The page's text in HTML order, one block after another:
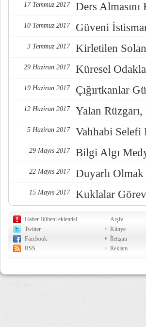
17 Temmuz 2017 Ders Almasını
10 Temmuz 2017 Güveni
3 Temmuz 2017 Kirletilen
29 Haziran 2017 Küresel
19 Haziran 2017 Çığırtkanlar
12 Haziran 2017 Yalan Rüzgarı,
5 Haziran 2017 Vahhabi
29 Mayıs 2017 Bilgi Algı
22 Mayıs 2017 Duyarlı
15 Mayıs 2017 Kuklalar
Haber Bülteni eklentisi
Twitter
Facebook
RSS
Arşiv
Künye
İletişim
Reklam